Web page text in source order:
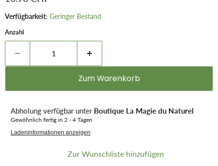
Verfügbarkeit: Geringer Bestand
Anzahl
Zum Warenkorb
Abholung verfügbar unter Boutique La Magie du Naturel
Gewöhnlich fertig in 2 - 4 Tagen
Ladeninformationen anzeigen
Zur Wunschliste hinzufügen